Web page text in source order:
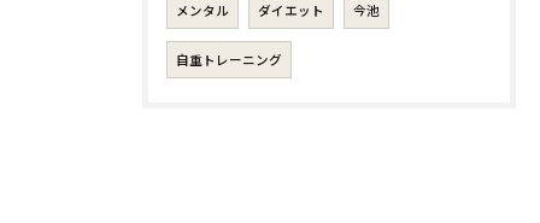
メンタル ダイエット 今池
自重トレーニング